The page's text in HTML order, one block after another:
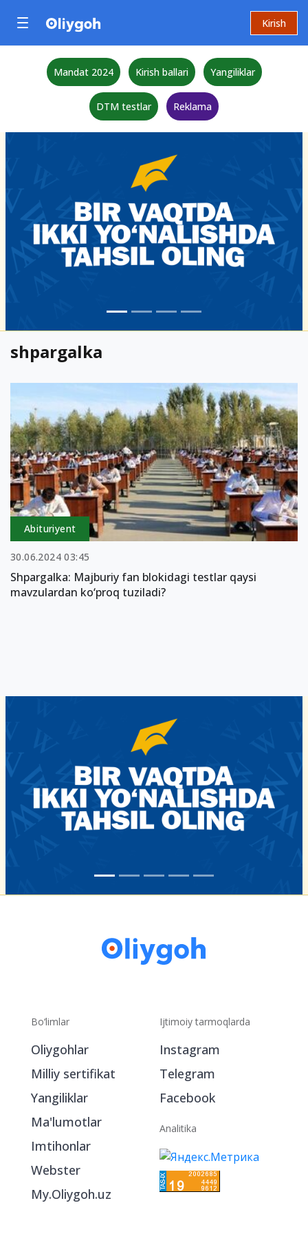
Kirish
Mandat 2024 Kirish ballari Yangiliklar
DTM testlar Reklama
shpargalka
Abituriyent
30.06.2024 03:45
Shpargalka: Majburiy fan blokidagi testlar qaysi
mavzulardan ko‘proq tuziladi?
Bo‘limlar
Oliygohlar
Milliy sertifikat
Yangiliklar
Ma'lumotlar
Imtihonlar
Webster
My.Oliygoh.uz
Ijtimoiy tarmoqlarda
Instagram
Telegram
Facebook
Analitika